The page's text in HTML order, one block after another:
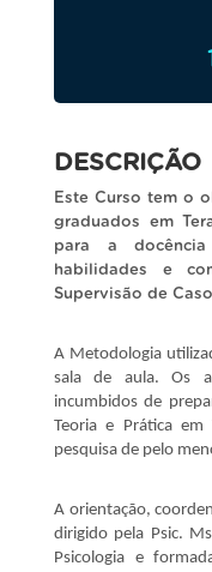
DESCRIÇÃO
Este Curso tem o
graduados em
para a
habilidades e
Supervisão de
A Metodologia
sala de aula. Os
incumbidos de
Teoria e Prática
pesquisa de pelo
A orientação,
dirigido pela Psic.
Psicologia e